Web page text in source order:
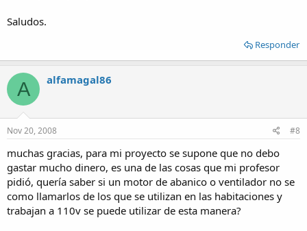
Saludos.
Responder
A alfamagal86
Nov 20, 2008 #8
muchas gracias, para mi proyecto se supone que no debo
gastar mucho dinero, es una de las cosas que mi profesor
pidió, quería saber si un motor de abanico o ventilador no se
como llamarlos de los que se utilizan en las habitaciones y
trabajan a 110v se puede utilizar de esta manera?